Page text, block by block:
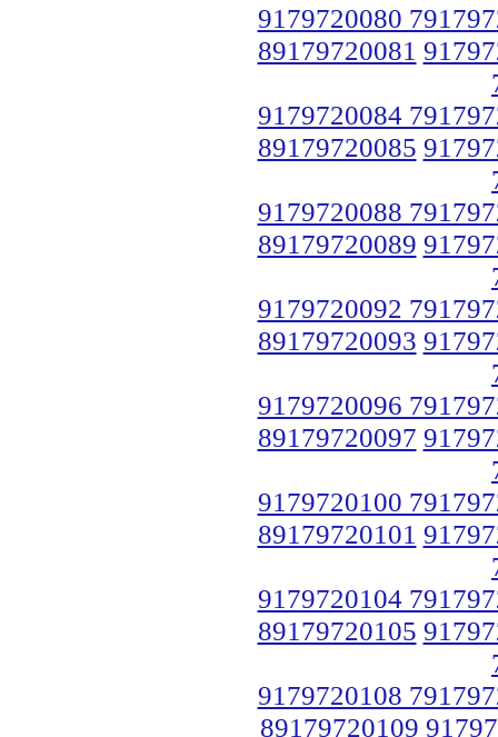
9179720080
89179720081
9179720084
89179720085
9179720088
89179720089
9179720092
89179720093
9179720096
89179720097
9179720100
89179720101
9179720104
89179720105
9179720108
89179720109